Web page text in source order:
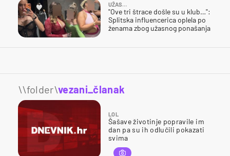
UŽAS…
"Ove tri štrace došle su u klub…":
Splitska influencerica oplela po
ženama zbog užasnog ponašanja
\\folder\vezani_članak
LOL
Šašave životinje popravile im
dan pa su ih odlučili pokazati
svima